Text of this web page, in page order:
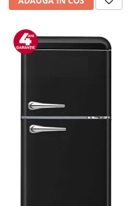
personala
Obiecte sanitare
Accesorii